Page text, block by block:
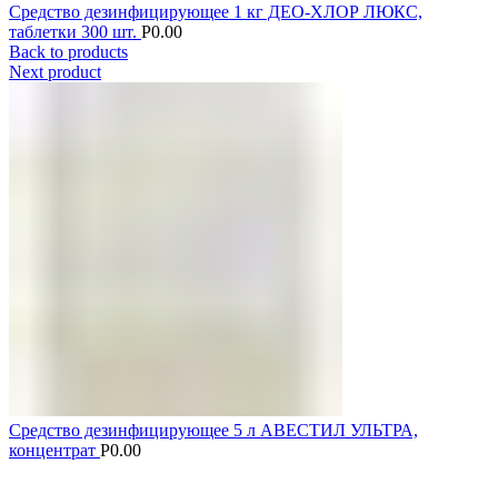
Средство дезинфицирующее 1 кг ДЕО-ХЛОР ЛЮКС,
таблетки 300 шт. Р0.00
Back to products
Next product
Средство дезинфицирующее 5 л АВЕСТИЛ УЛЬТРА,
концентрат Р0.00